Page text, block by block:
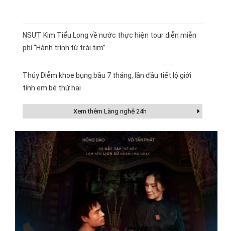
NSƯT Kim Tiểu Long về nước thực hiện tour diễn miễn
phí “Hành trình từ trái tim”
Thúy Diễm khoe bụng bầu 7 tháng, lần đầu tiết lộ giới
tính em bé thứ hai
Xem thêm Làng nghệ 24h